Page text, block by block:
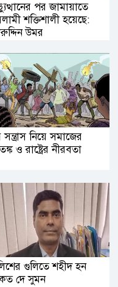
পর জামায়াতে
শক্তিশালী হয়েছে:
উমর
নিয়ে সমাজের
ও রাষ্ট্রের নীরবতা
গুলিতে শহীদ হন
দে সুমন